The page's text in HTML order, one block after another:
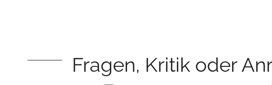
Fragen, Kritik oder